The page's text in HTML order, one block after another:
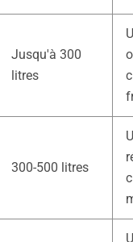
Jusqu'à 300
litres
300-500 litres